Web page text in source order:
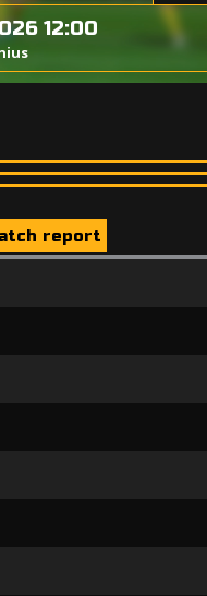
12:00
report